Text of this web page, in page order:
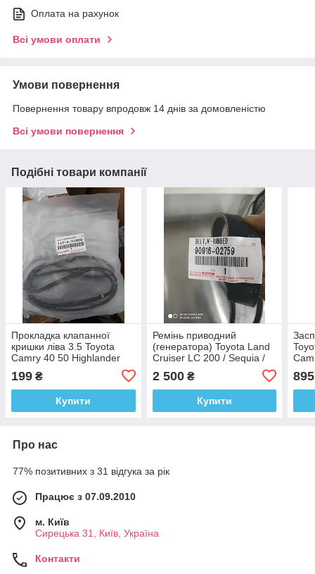
Оплата на рахунок
Всі умови оплати
Умови повернення
Повернення товару впродовж 14 днів за домовленістю
Всі умови повернення
Подібні товари компанії
Прокладка клапанної
кришки ліва 3.5 Toyota
Camry 40 50 Highlander
350
199 ₴
Купити
Ремінь приводний
(генератора) Toyota Land
Cruiser LC 200 / Sequia /
Tundra / Lexus LX 570 / GX
460
2 500₴
Купити
GS
895
Про нас
77% позитивних з 31 відгука за рік
Працює з 07.09.2010
м. Київ
Сирецька 31, Київ, Україна
Контакти